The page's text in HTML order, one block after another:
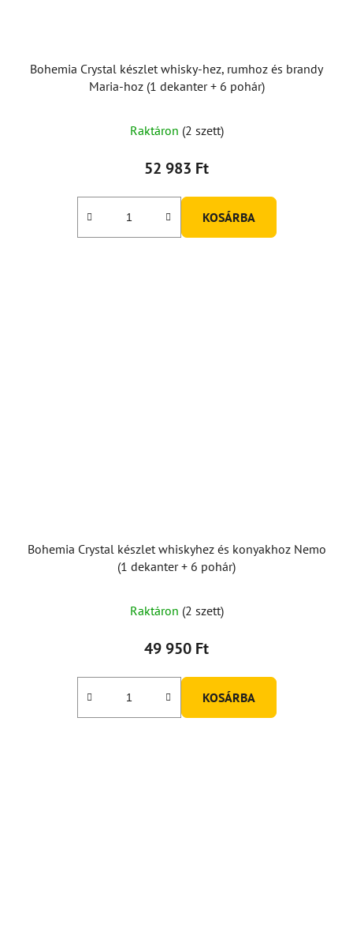
Bohemia Crystal készlet whisky-hez, rumhoz és brandy
Maria-hoz (1 dekanter + 6 pohár)
Raktáron (2 szett)
52 983 Ft
KOSÁRBA
Bohemia Crystal készlet whiskyhez és konyakhoz Nemo
(1 dekanter + 6 pohár)
Raktáron (2 szett)
49 950 Ft
KOSÁRBA